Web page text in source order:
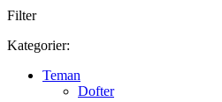
Filter
Kategorier:
Teman
Dofter